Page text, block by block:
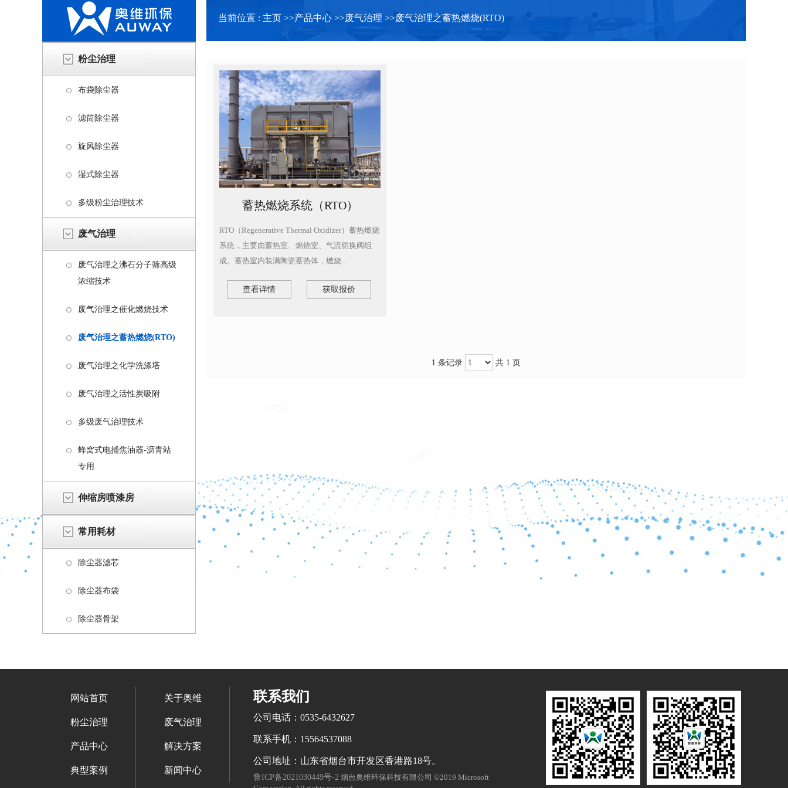
粉尘治理
布袋除尘器
滤筒除尘器
旋风除尘器
湿式除尘器
多级粉尘治理技术
废气治理
废气治理之沸石分子筛高级
浓缩技术
废气治理之催化燃烧技术
废气治理之蓄热燃烧(RTO)
废气治理之化学洗涤塔
废气治理之活性炭吸附
多级废气治理技术
蜂窝式电捕焦油器-沥青站
专用
伸缩房喷漆房
常用耗材
除尘器滤芯
除尘器布袋
除尘器骨架
当前位置 : 主页 >>产品中心 >>废气治理 >>废气治理之蓄热燃烧(RTO)
蓄热燃烧系统（RTO）
RTO（Regenerative Thermal Oxidizer）蓄热燃烧
系统，主要由蓄热室、燃烧室、气流切换阀组
成。蓄热室内装满陶瓷蓄热体，燃烧...
查看详情 获取报价
1 条记录 共 1 页
网站首页 关于奥维
粉尘治理 废气治理
产品中心 解决方案
典型案例 新闻中心
联系我们
公司电话：0535-6432627
联系手机：15564537088
公司地址：山东省烟台市开发区香港路18号。
鲁ICP备2021030449号-2 烟台奥维环保科技有限公司 ©2019 Microsoft